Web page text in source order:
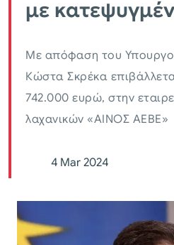
με
Mε απόφαση του
Κώστα Σκρέκα
742.000 ευρώ, στην
λαχανικών «ΑΙΝΟΣ ΑΕΒΕ»
4 Mar 2024